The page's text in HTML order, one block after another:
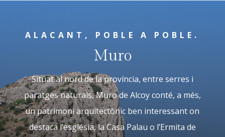
ALACANT, POBLE A POBLE.
Muro
Situat al nord de la província, entre serres i
paratges naturals, Muro de Alcoy conté, a més,
un patrimoni arquitectònic ben interessant on
destaca l’església, la Casa Palau o l’Ermita de